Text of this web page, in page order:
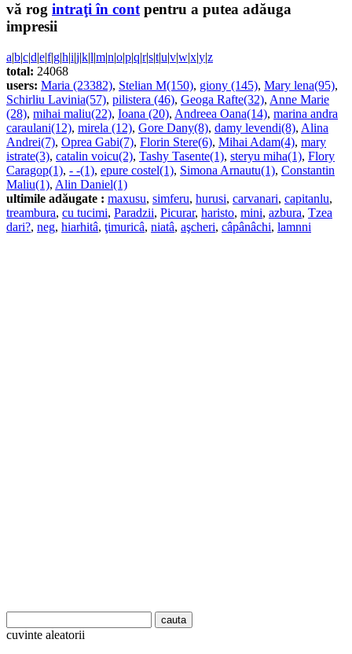
vă rog intraţi în contpentru a putea adăuga
impresii
a|b|c|d|e|f|g|h|i|j|k|l|m|n|o|p|q|r|s|t|u|v|w|x|y|z
total: 24068
users: Maria (23382), Stelian M(150), giony (145), Mary lena(95),
Schirliu Lavinia(57), pilistera (46), Geoga Rafte(32), Anne Marie
(28), mihai maliu(22), Ioana (20), Andreea Oana(14), marina andra
caraulani(12), mirela (12), Gore Dany(8), damy levendi(8), Alina
Andrei(7), Oprea Gabi(7), Florin Stere(6), Mihai Adam(4), mary
istrate(3), catalin voicu(2), Tashy Tasente(1), steryu miha(1), Flory
Caragop(1), - -(1), epure costel(1), Simona Arnautu(1), Constantin
Maliu(1), Alin Daniel(1)
ultimile adăugate : maxusu, simferu, hurusi, carvanari, capitanlu,
treambura, cu tucimi, Paradzii, Picurar, haristo, mini, azbura, Tzea
dari?, neg, hiarhitâ, ţimuricâ, niatâ, aşcheri, câpânâchi, lamnni
cuvinte aleatorii